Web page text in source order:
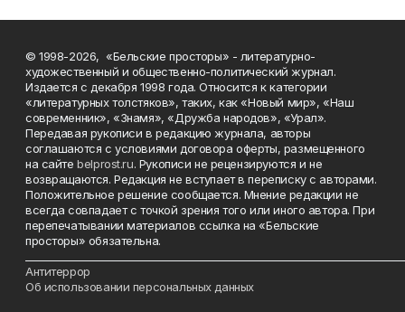
© 1998-2026, «Бельские просторы» - литературно-
художественный и общественно-политический журнал.
Издается с декабря 1998 года. Относится к категории
«литературных толстяков», таких, как «Новый мир», «Наш
современник», «Знамя», «Дружба народов», «Урал».
Передавая рукописи в редакцию журнала, авторы
соглашаются с условиями договора оферты, размещенного
на сайтеbelprost.ru. Рукописи не рецензируются и не
возвращаются. Редакция не вступает в переписку с авторами.
Положительное решение сообщается. Мнение редакции не
всегда совпадает с точкой зрения того или иного автора. При
перепечатывании материалов ссылка на «Бельские
просторы» обязательна.
Антитеррор
Об использовании персональных данных